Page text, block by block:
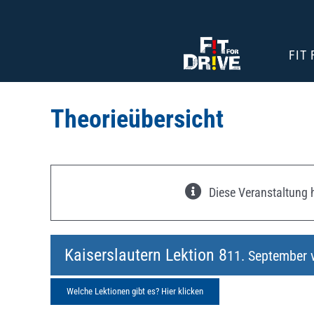
FIT
Theorieübersicht
Diese Veranstaltung
Kaiserslautern Lektion 811. September
Welche Lektionen gibt es? Hier klicken